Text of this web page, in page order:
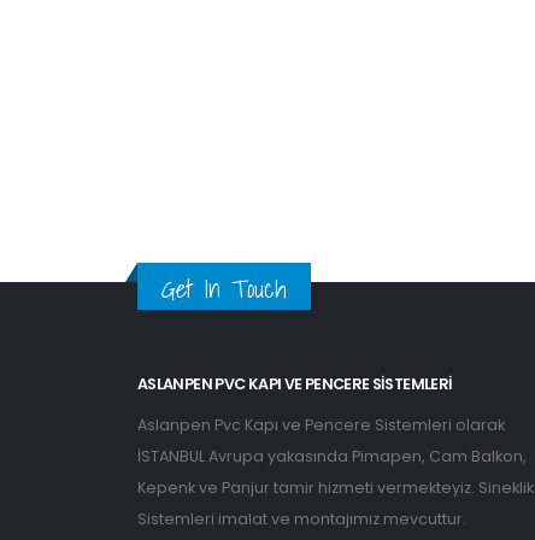
Get In Touch
ASLANPEN PVC KAPI VE PENCERE SISTEMLERI
Aslanpen Pvc Kapı ve Pencere Sistemleri olarak
İSTANBUL Avrupa yakasında Pimapen, Cam Balkon,
Kepenk ve Panjur tamir hizmeti vermekteyiz. Sineklik
Sistemleri imalat ve montajımız mevcuttur.